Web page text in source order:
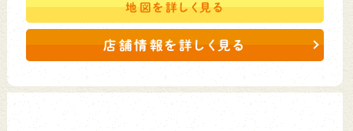
地図を詳しく見る
店舗情報を詳しく見る